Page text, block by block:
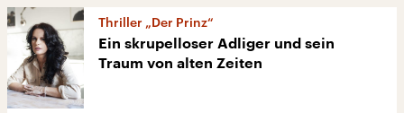
Thriller „Der Prinz“
Ein skrupelloser Adliger und sein
Traum von alten Zeiten